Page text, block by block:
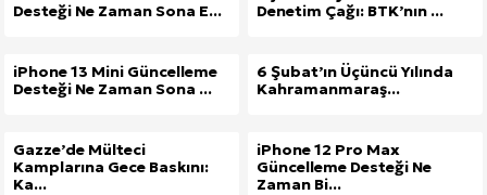
Desteği Ne Zaman Sona E...
Denetim Çağı: BTK’nın ...
iPhone 13 Mini Güncelleme
Desteği Ne Zaman Sona ...
6 Şubat’ın Üçüncü Yılında
Kahramanmaraş...
Gazze’de Mülteci
Kamplarına Gece Baskını:
Ka...
iPhone 12 Pro Max
Güncelleme Desteği Ne
Zaman Bi...